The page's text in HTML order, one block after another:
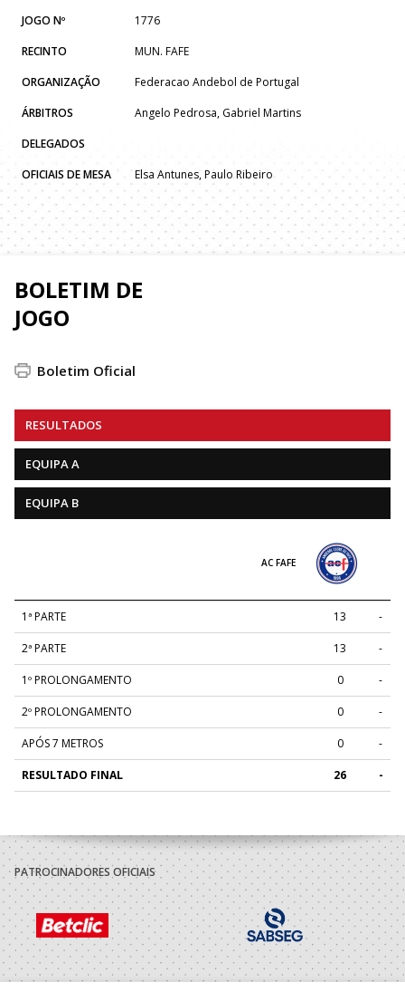
JOGO Nº
1776
RECINTO
MUN. FAFE
ORGANIZAÇÃO
Federacao Andebol de Portugal
ÁRBITROS
Angelo Pedrosa, Gabriel Martins
DELEGADOS
OFICIAIS DE MESA
Elsa Antunes, Paulo Ribeiro
BOLETIM DE
JOGO
Boletim Oficial
RESULTADOS
EQUIPA A
EQUIPA B
AC FAFE
1ª PARTE 13 -
2ª PARTE 13 -
1º PROLONGAMENTO 0 -
2º PROLONGAMENTO 0 -
APÓS 7 METROS 0 -
RESULTADO FINAL 26 -
PATROCINADORES OFICIAIS